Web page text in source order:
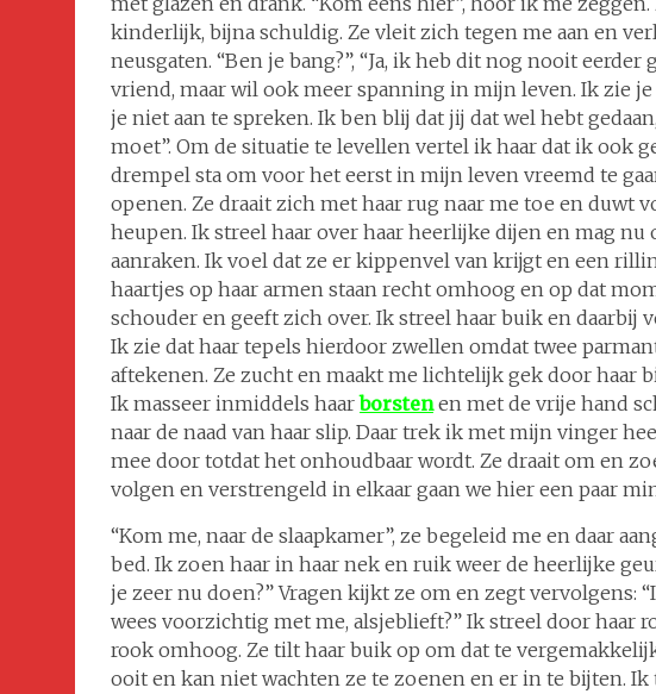
kinderlijk, bijna schuldig. Ze vleit zich tegen me aan en
neusgaten. “Ben je bang?”, “Ja, ik heb dit nog nooit
vriend, maar wil ook meer spanning in mijn leven. Ik zie
je niet aan te spreken. Ik ben blij dat jij dat wel hebt
moet”. Om de situatie te levellen vertel ik haar dat ik ook
drempel sta om voor het eerst in mijn leven vreemd te
openen. Ze draait zich met haar rug naar me toe en duwt
heupen. Ik streel haar over haar heerlijke dijen en mag
aanraken. Ik voel dat ze er kippenvel van krijgt en een
haartjes op haar armen staan recht omhoog en op dat
schouder en geeft zich over. Ik streel haar buik en daarbij
Ik zie dat haar tepels hierdoor zwellen omdat twee
aftekenen. Ze zucht en maakt me lichtelijk gek door haar
Ik masseer inmiddels haarborstenen met de vrije hand
naar de naad van haar slip. Daar trek ik met mijn vinger
mee door totdat het onhoudbaar wordt. Ze draait om en
volgen en verstrengeld in elkaar gaan we hier een paar
“Kom me, naar de slaapkamer”, ze begeleid me en daar
bed. Ik zoen haar in haar nek en ruik weer de heerlijke
je zeer nu doen?” Vragen kijkt ze om en zegt vervolgens:
wees voorzichtig met me, alsjeblieft?” Ik streel door haar
rook omhoog. Ze tilt haar buik op om dat te
ooit en kan niet wachten ze te zoenen en er in te bijten.